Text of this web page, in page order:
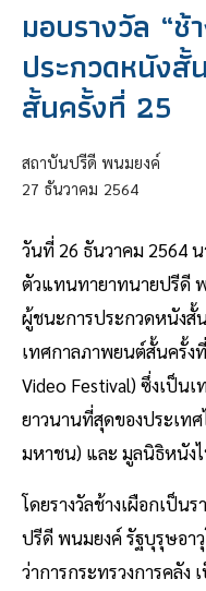
มอบรางวัล “ช้
ประกวดหนังสั้
สั้นครั้งที่ 25
สถาบันปรีดี พนมยงค์
27 ธันวาคม 2564
วันที่ 26 ธันวาคม 2564
ตัวแทนทายาทนายปรีดี
ผู้ชนะการประกวดหนังสั้
เทศกาลภาพยนต์สั้นครั้ง
Video Festival) ซึ่งเป็น
ยาวนานที่สุดของประเท
มหาชน) และ มูลนิธิหนัง
โดยรางวัลช้างเผือกเป็น
ปรีดี พนมยงค์ รัฐบุรุษอา
ว่าการกระทรวงการคลัง